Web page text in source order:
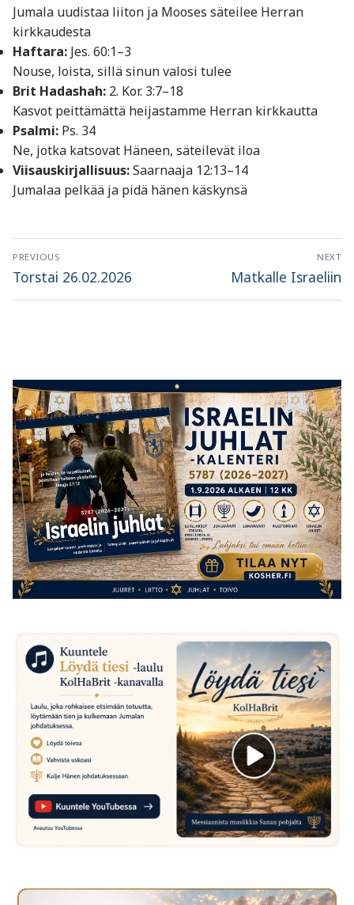
Jumala uudistaa liiton ja Mooses säteilee Herran
kirkkaudesta
Haftara: Jes. 60:1–3
Nouse, loista, sillä sinun valosi tulee
Brit Hadashah: 2. Kor. 3:7–18
Kasvot peittämättä heijastamme Herran kirkkautta
Psalmi: Ps. 34
Ne, jotka katsovat Häneen, säteilevät iloa
Viisauskirjallisuus:Saarnaaja 12:13–14
Jumalaa pelkää ja pidä hänen käskynsä
Artikkelien
selaus
PREVIOUS
Previous
Torstai 26.02.2026
NEXT
Next
Matkalle Israeliin